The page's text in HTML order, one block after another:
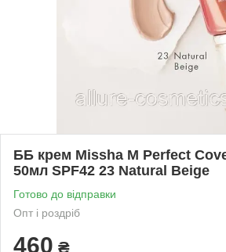
ББ крем Missha M Perfect
50мл SPF42 23 Natural Beige
Готово до відправки
Опт і роздріб
460 ₴